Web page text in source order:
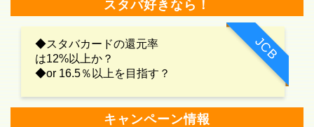
スタバ好きなら！
JCB
◆スタバカードの還元率
は12%以上か？
◆or 16.5％以上を目指す？
キャンペーン情報